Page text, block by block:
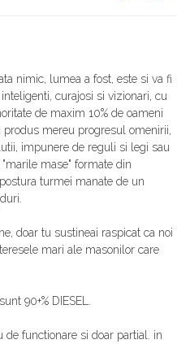
nimic, lumea a fost, este si va fi
curajosi si vizionari, cu
de maxim 10% de oameni
produs mereu progresul omenirii,
impunere de reguli si legi sau
mase" formate din
turmei manate de un
doar tu sustineai raspicat ca noi
mari ale masonilor care
90+% DIESEL.
functionare si doar partial. in